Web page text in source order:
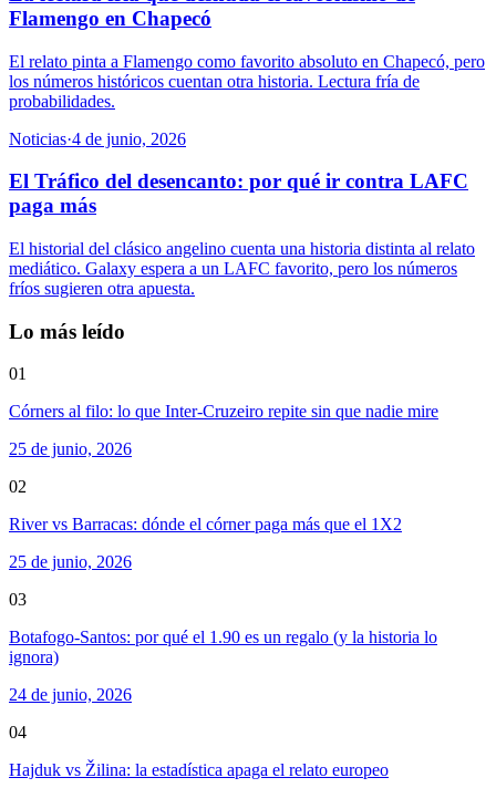
Flamengo en Chapecó
El relato pinta a Flamengo como favorito absoluto en Chapecó, pero
los números históricos cuentan otra historia. Lectura fría de
probabilidades.
Noticias·4 de junio, 2026
El Tráfico del desencanto: por qué ir contra LAFC
paga más
El historial del clásico angelino cuenta una historia distinta al relato
mediático. Galaxy espera a un LAFC favorito, pero los números
fríos sugieren otra apuesta.
Lo más leído
01
Córners al filo: lo que Inter-Cruzeiro repite sin que nadie mire
25 de junio, 2026
02
River vs Barracas: dónde el córner paga más que el 1X2
25 de junio, 2026
03
Botafogo-Santos: por qué el 1.90 es un regalo (y la historia lo
ignora)
24 de junio, 2026
04
Hajduk vs Žilina: la estadística apaga el relato europeo